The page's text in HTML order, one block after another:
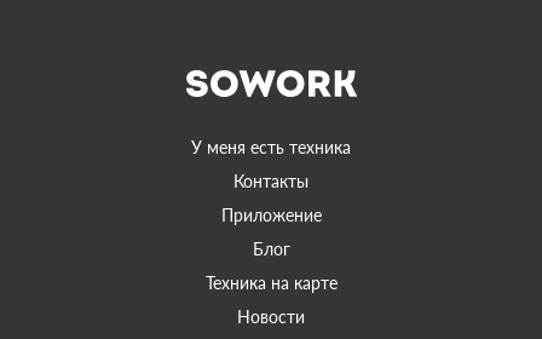
У меня есть техника
Контакты
Приложение
Блог
Техника на карте
Новости